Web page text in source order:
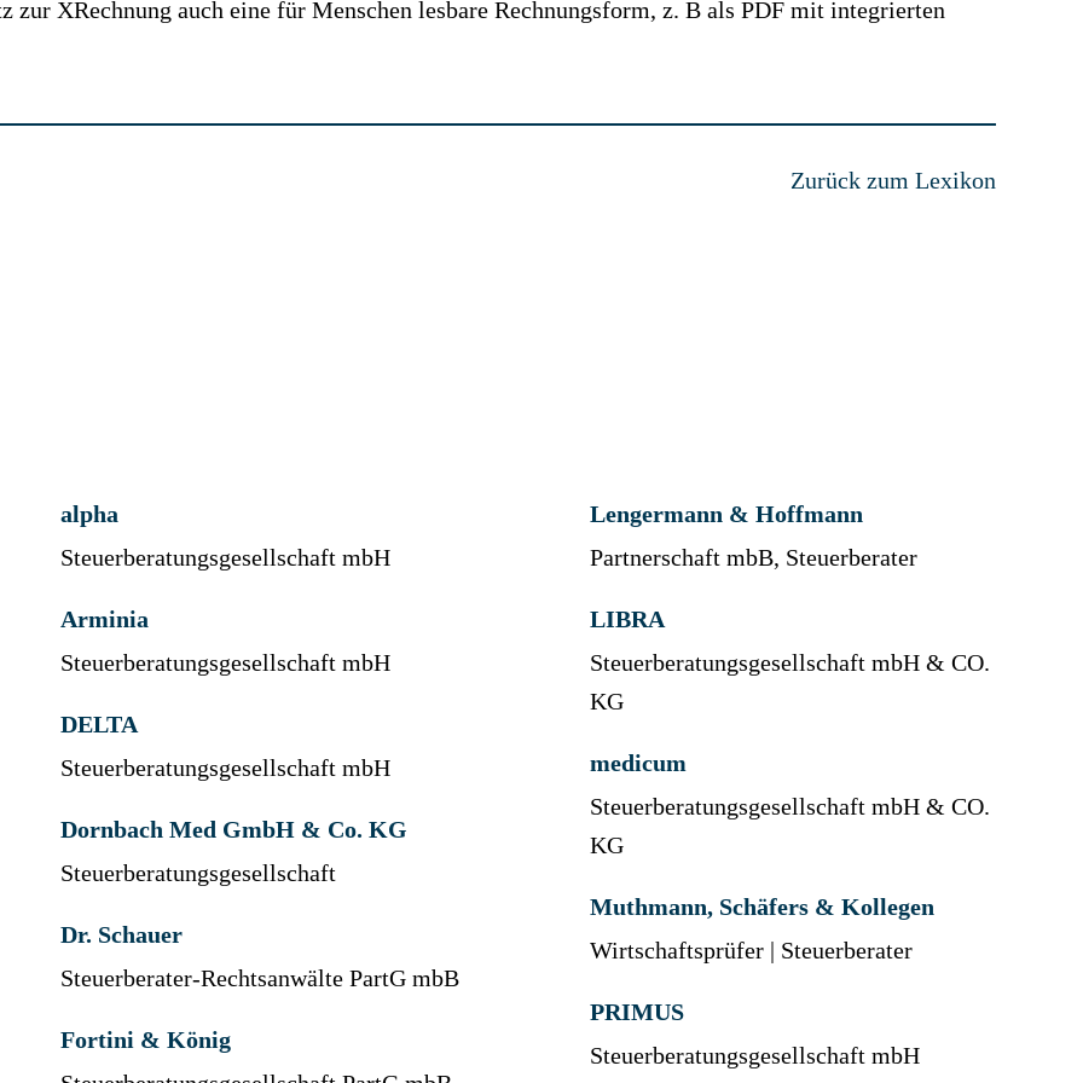
zur XRechnung auch eine für Menschen lesbare Rechnungsform, z. B als PDF mit integrierten
Zurück zum Lexikon
alpha
Steuerberatungsgesellschaft mbH
Arminia
Steuerberatungsgesellschaft mbH
DELTA
Steuerberatungsgesellschaft mbH
Dornbach Med GmbH & Co. KG
Steuerberatungsgesellschaft
Dr. Schauer
Steuerberater-Rechtsanwälte PartG mbB
Fortini & König
Lengermann & Hoffmann
Partnerschaft mbB, Steuerberater
LIBRA
Steuerberatungsgesellschaft mbH & CO.
KG
medicum
Steuerberatungsgesellschaft mbH & CO.
KG
Muthmann, Schäfers & Kollegen
Wirtschaftsprüfer | Steuerberater
PRIMUS
Steuerberatungsgesellschaft mbH